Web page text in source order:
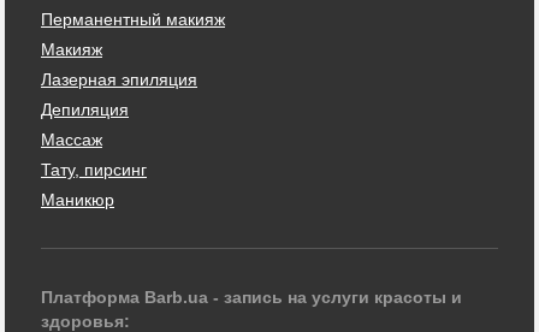
Перманентный макияж
Макияж
Лазерная эпиляция
Депиляция
Массаж
Тату, пирсинг
Маникюр
Платформа Barb.ua - запись на услуги красоты и
здоровья: